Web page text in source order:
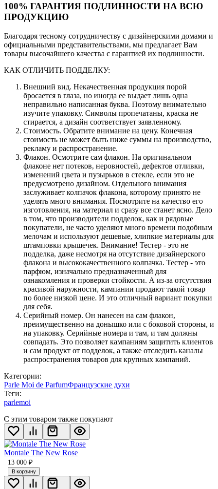
100% ГАРАНТИЯ ПОДЛИННОСТИ НА ВСЮ
ПРОДУКЦИЮ
Благодаря тесному сотрудничеству с дизайнерскими домами и
официальными представительствами, мы предлагает Вам
товары высочайшего качества с гарантией их подлинности.
КАК ОТЛИЧИТЬ ПОДДЕЛКУ:
Внешний вид. Некачественная продукция порой
бросается в глаза, но иногда ее выдает лишь одна
неправильно написанная буква. Поэтому внимательно
изучите упаковку. Символы пропечатаны, краска не
стирается, а дизайн соответствует заявленному.
Стоимость. Обратите внимание на цену. Конечная
стоимость не может быть ниже суммы на производство,
рекламу и распространение.
Флакон. Осмотрите сам флакон. На оригинальном
флаконе нет потеков, неровностей, дефектов отливки,
изменений цвета и пузырьков в стекле, если это не
предусмотрено дизайном. Отдельного внимания
заслуживает колпачок флакона, которому принято не
уделять много внимания. Посмотрите на качество его
изготовления, на материал и сразу все станет ясно. Дело
в том, что производители подделок, как и рядовые
покупатели, не часто уделяют много времени подобным
мелочам и используют дешевые, хлипкие материалы для
штамповки крышечек. Внимание! Тестер - это не
подделка, даже несмотря на отсутствие дизайнерского
флакона и высококачественного колпачка. Тестер - это
парфюм, изначально предназначенный для
ознакомления и проверки стойкости. А из-за отсутствия
красивой наружности, кампании продают такой товар
по более низкой цене. И это отличный вариант покупки
для себя.
Серийный номер. Он нанесен на сам флакон,
преимущественно на донышко или с боковой стороны, и
на упаковку. Серийные номера и там, и там должны
совпадать. Это позволяет кампаниям защитить клиентов
и сам продукт от подделок, а также отследить каналы
распространения товаров для крупных кампаний.
Категории:
Parle Moi de ParfumФранцузские духи
Теги:
parlemoi
С этим товаром также покупают
Montale The New Rose
13 000 ₽
В корзину